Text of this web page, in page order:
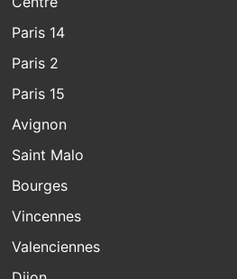
Paris 14
Paris 2
Paris 15
Avignon
Saint Malo
Bourges
Vincennes
Valenciennes